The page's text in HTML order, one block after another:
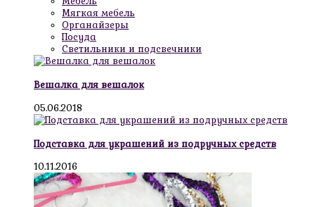
Мягкая мебель
Органайзеры
Посуда
Светильники и подсвечники
Вешалка для вешалок
05.06.2018
Подставка для украшений из подручных средств
10.11.2016